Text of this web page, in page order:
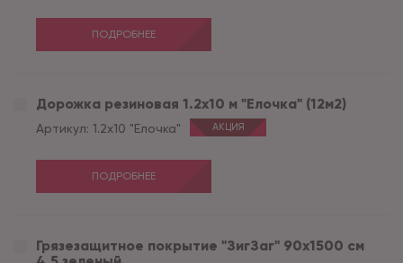
ПОДРОБНЕЕ
Дорожка резиновая 1.2х10 м "Елочка" (12м2)
Артикул: 1.2х10 "Елочка" АКЦИЯ
ПОДРОБНЕЕ
Грязезащитное покрытие "ЗигЗаг" 90х1500 см